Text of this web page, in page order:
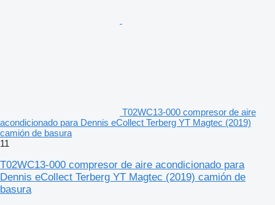
T02WC13-000 compresor de aire
acondicionado para Dennis eCollect Terberg YT Magtec (2019)
camión de basura
11
T02WC13-000 compresor de aire acondicionado para
Dennis eCollect Terberg YT Magtec (2019) camión de
basura